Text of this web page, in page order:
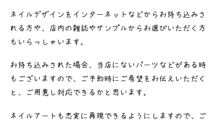
ネイルデザインをインターネットなどからお持ち込みさ
れる方や、店内の雑誌やサンプルからお選びいただく方
もいらっしゃいます。
お持ち込みされた場合、当店にないパーツなどがある時
もございますので、ご予約時にご希望をお伝えいただく
と、ご用意し対応できるかと思います。
ネイルアートも忠実に再現できるようにしますので、ご